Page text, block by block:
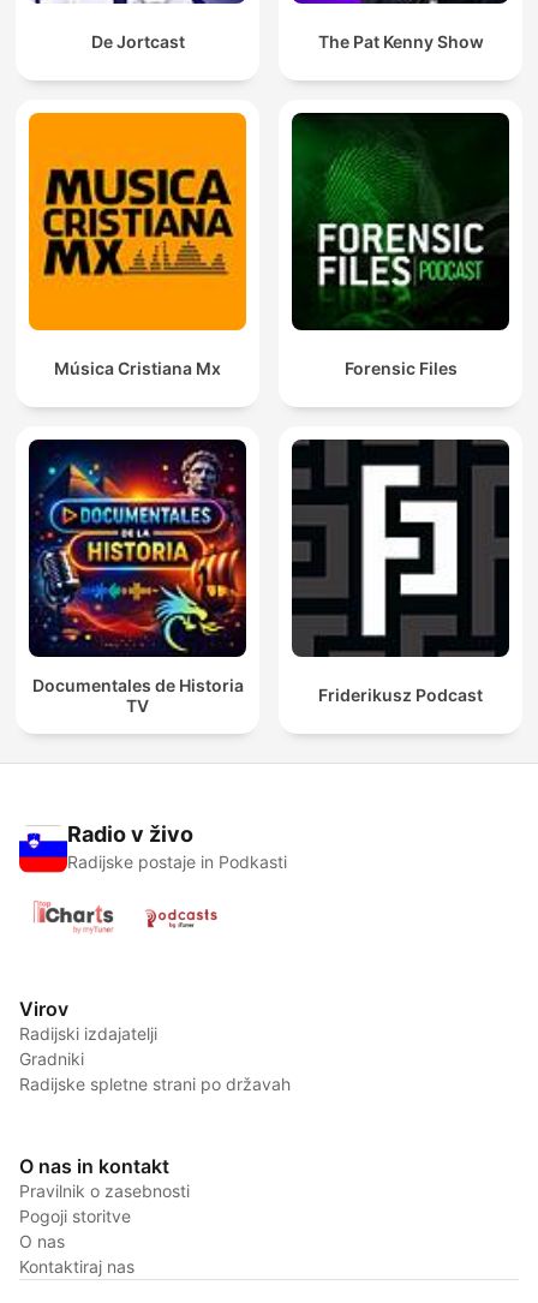
De Jortcast The Pat Kenny Show
Música Cristiana Mx Forensic Files
Documentales de Historia
TV
Friderikusz Podcast
Radio v živo
Radijske postaje in Podkasti
Virov
Radijski izdajatelji
Gradniki
Radijske spletne strani po državah
O nas in kontakt
Pravilnik o zasebnosti
Pogoji storitve
O nas
Kontaktiraj nas